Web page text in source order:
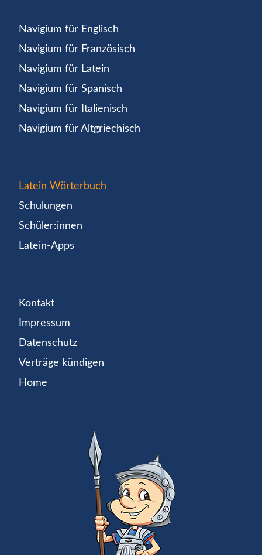
Navigium für Englisch
Navigium für Französisch
Navigium für Latein
Navigium für Spanisch
Navigium für Italienisch
Navigium für Altgriechisch
Latein Wörterbuch
Schulungen
Schüler:innen
Latein-Apps
Kontakt
Impressum
Datenschutz
Verträge kündigen
Home